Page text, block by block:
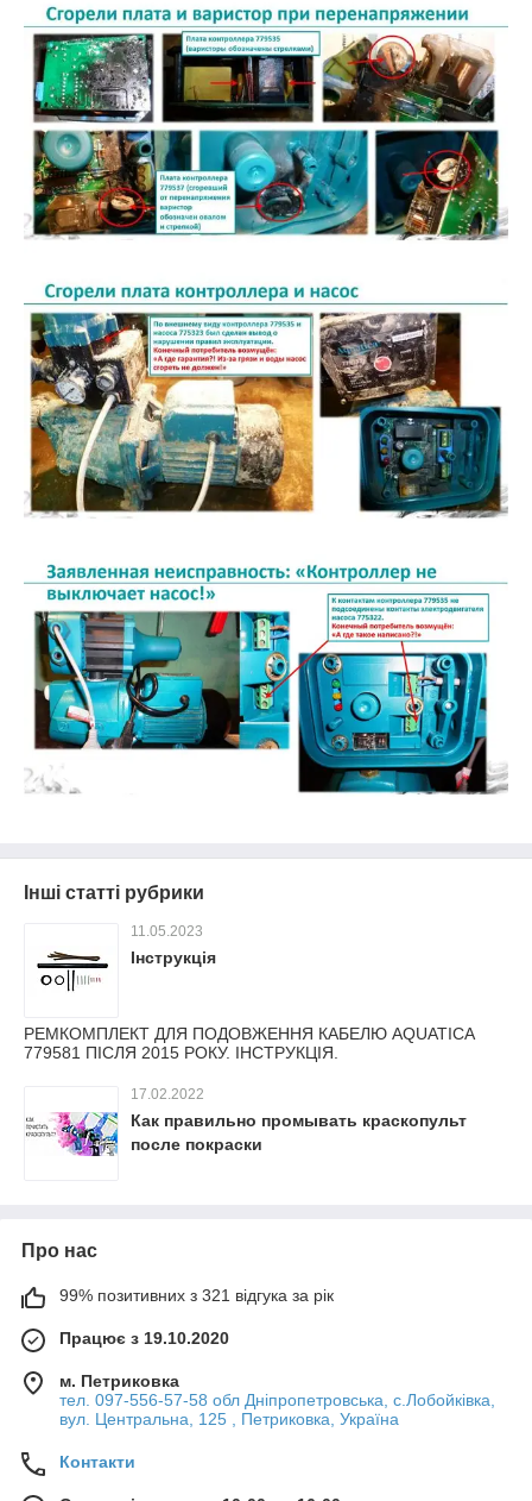
Інші статті рубрики
11.05.2023
Інструкція
РЕМКОМПЛЕКТ ДЛЯ ПОДОВЖЕННЯ КАБЕЛЮ AQUATICA
779581 ПІСЛЯ 2015 РОКУ. ІНСТРУКЦІЯ.
17.02.2022
Как правильно промывать краскопульт
после покраски
Про нас
99% позитивних з 321 відгука за рік
Працює з 19.10.2020
м. Петриковка
тел. 097-556-57-58 обл Дніпропетровська, с.Лобойківка,
вул. Центральна, 125 , Петриковка, Україна
Контакти